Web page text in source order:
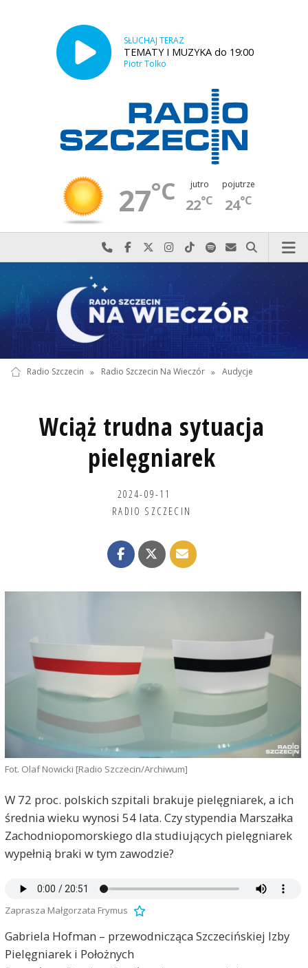
SŁUCHAJ TERAZ
TEMATY I MUZYKA do 19:00
Piotr Tolko
27°C jutro
22°C
pojutrze
24°C
Najlepiej po prostu do nas zadzwoń
Odwiedź nas na Facebook-u
Odwiedź nas na X
Odwiedź nas na Instagram-ie
Odwiedź nas na TikTok-u
Szukaj nas na Spotify
Wyślij do nas
Szukaj
Radio Szczecin » Radio Szczecin Na Wieczór » Audycje
Wciąż trudna sytuacja
pielęgniarek
2024-09-11
RADIO SZCZECIN
Fot. Olaf Nowicki [Radio Szczecin/Archiwum]
W 72 proc. polskich szpitali brakuje pielęgniarek, a ich
średnia wieku wynosi 54 lata. Czy stypendia Marszałka
Zachodniopomorskiego dla studiujących pielęgniarek
wypełnią braki w tym zawodzie?
Zaprasza Małgorzata Frymus
Gabriela Hofman – przewodnicząca Szczecińskiej Izby
Pielęgniarek i Położnych